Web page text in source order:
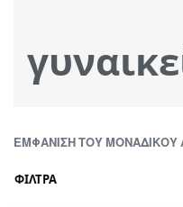
ΕΜΦΆΝΙΣΗ ΤΟΥ
ΦΙΛΤΡΑ